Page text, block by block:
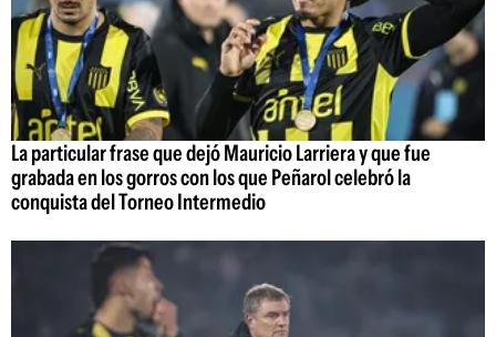
La particular frase que dejó Mauricio Larriera y que fue
grabada en los gorros con los que Peñarol celebró la
conquista del Torneo Intermedio